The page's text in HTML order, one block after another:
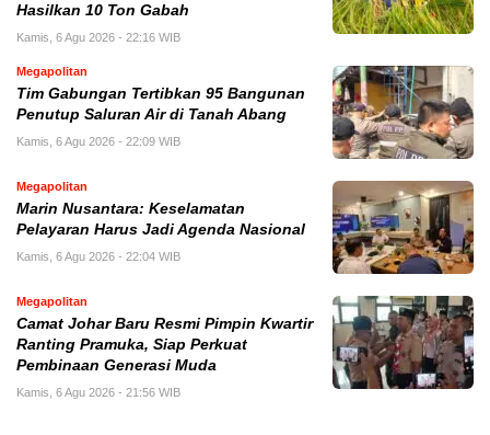
Hasilkan 10 Ton Gabah
Kamis, 6 Agu 2026 - 22:16 WIB
Megapolitan
Tim Gabungan Tertibkan 95 Bangunan
Penutup Saluran Air di Tanah Abang
Kamis, 6 Agu 2026 - 22:09 WIB
Megapolitan
Marin Nusantara: Keselamatan
Pelayaran Harus Jadi Agenda Nasional
Kamis, 6 Agu 2026 - 22:04 WIB
Megapolitan
Camat Johar Baru Resmi Pimpin Kwartir
Ranting Pramuka, Siap Perkuat
Pembinaan Generasi Muda
Kamis, 6 Agu 2026 - 21:56 WIB